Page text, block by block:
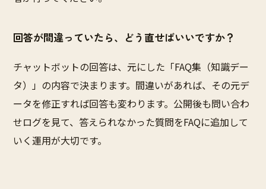
回答が間違っていたら、どう直せばいいですか？
チャットボットの回答は、元にした「FAQ集（知識デー
タ）」の内容で決まります。間違いがあれば、その元デ
ータを修正すれば回答も変わります。公開後も問い合わ
せログを見て、答えられなかった質問をFAQに追加して
いく運用が大切です。